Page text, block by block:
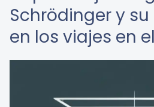
Schrödinger y
en los viajes en